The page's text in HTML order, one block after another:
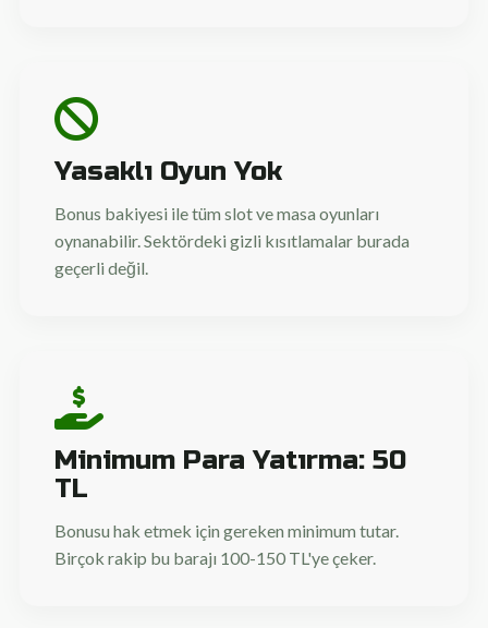
Yasaklı Oyun Yok
Bonus bakiyesi ile tüm slot ve masa oyunları
oynanabilir. Sektördeki gizli kısıtlamalar burada
geçerli değil.
Minimum Para Yatırma: 50
TL
Bonusu hak etmek için gereken minimum tutar.
Birçok rakip bu barajı 100-150 TL'ye çeker.